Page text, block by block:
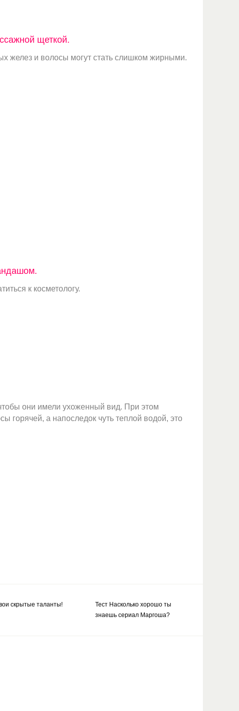
щеткой.
желез и волосы могут стать слишком жирными.
к косметологу.
они имели ухоженный вид. При этом
горячей, а напоследок чуть теплой водой, это
скрытые таланты!
Тест Насколько хорошо ты
знаешь сериал Маргоша?